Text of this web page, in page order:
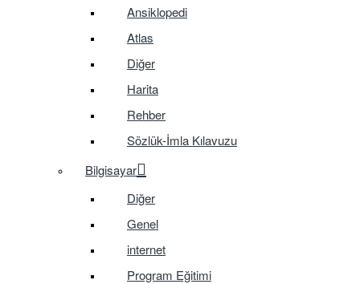
Ansiklopedi
Atlas
Diğer
Harita
Rehber
Sözlük-İmla Kılavuzu
Bilgisayar
Diğer
Genel
internet
Program Eğitimi